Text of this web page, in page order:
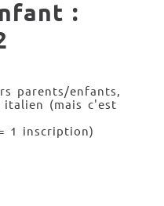
:
parents/enfants,
italien (mais c'est
1 inscription)